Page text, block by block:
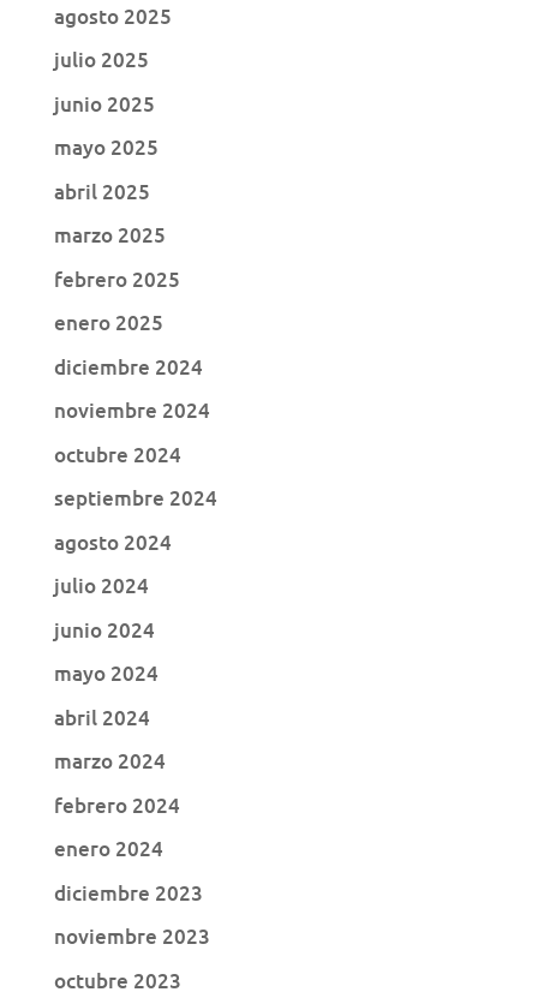
agosto 2025
julio 2025
junio 2025
mayo 2025
abril 2025
marzo 2025
febrero 2025
enero 2025
diciembre 2024
noviembre 2024
octubre 2024
septiembre 2024
agosto 2024
julio 2024
junio 2024
mayo 2024
abril 2024
marzo 2024
febrero 2024
enero 2024
diciembre 2023
noviembre 2023
octubre 2023